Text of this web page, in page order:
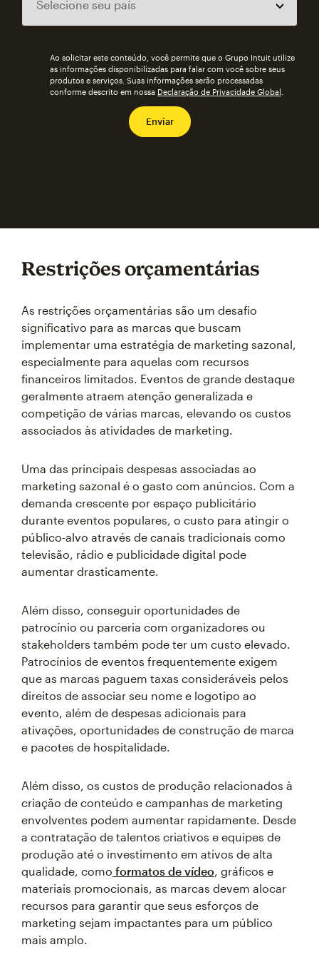
Ao solicitar este conteúdo, você permite que o Grupo Intuit utilize
as informações disponibilizadas para falar com você sobre seus
produtos e serviços. Suas informações serão processadas
conforme descrito em nossa Declaração de Privacidade Global
Restrições orçamentárias
As restrições orçamentárias são um desafio
significativo para as marcas que buscam
implementar uma estratégia de marketing sazonal,
especialmente para aquelas com recursos
financeiros limitados. Eventos de grande destaque
geralmente atraem atenção generalizada e
competição de várias marcas, elevando os custos
associados às atividades de marketing.
Uma das principais despesas associadas ao
marketing sazonal é o gasto com anúncios. Com a
demanda crescente por espaço publicitário
durante eventos populares, o custo para atingir o
público-alvo através de canais tradicionais como
televisão, rádio e publicidade digital pode
aumentar drasticamente.
Além disso, conseguir oportunidades de
patrocínio ou parceria com organizadores ou
stakeholders também pode ter um custo elevado.
Patrocínios de eventos frequentemente exigem
que as marcas paguem taxas consideráveis pelos
direitos de associar seu nome e logotipo ao
evento, além de despesas adicionais para
ativações, oportunidades de construção de marca
e pacotes de hospitalidade.
Além disso, os custos de produção relacionados à
criação de conteúdo e campanhas de marketing
envolventes podem aumentar rapidamente. Desde
a contratação de talentos criativos e equipes de
produção até o investimento em ativos de alta
qualidade, como formatos de vídeo, gráficos e
materiais promocionais, as marcas devem alocar
recursos para garantir que seus esforços de
marketing sejam impactantes para um público
mais amplo.